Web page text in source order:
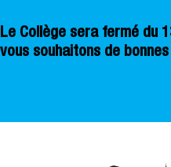
Le Collège sera fermé du
vous souhaitons de